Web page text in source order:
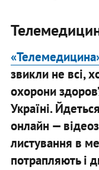
звикли не всі,
охорони
Україні.
онлайн —
листування в
потрапляють і